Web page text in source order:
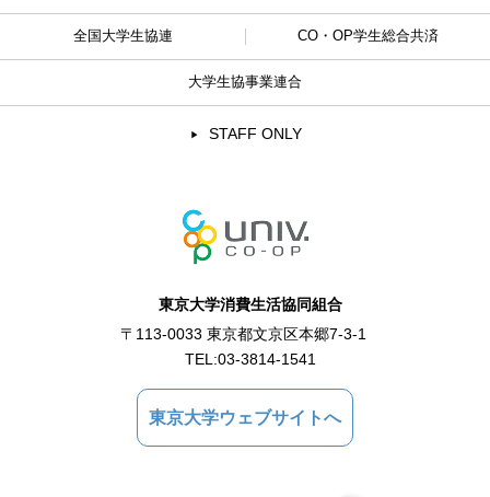
全国大学生協連 CO・OP学生総合共済
大学生協事業連合
STAFF ONLY
東京大学消費生活協同組合
〒113-0033 東京都文京区本郷7-3-1
TEL:03-3814-1541
東京大学ウェブサイトへ